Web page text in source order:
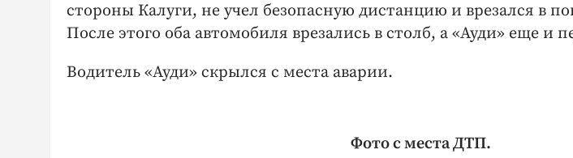
стороны Калуги, не учел безопасную дистанцию и врезался в
После этого оба автомобиля врезались в столб, а «Ауди» еще и
Водитель «Ауди» скрылся с места аварии.
Фото с места ДТП.